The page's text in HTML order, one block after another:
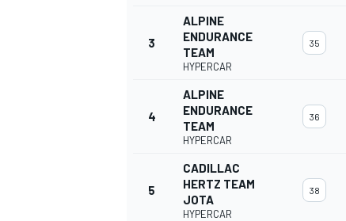
3
ALPINE
ENDURANCE
TEAM
HYPERCAR
35
4
ALPINE
ENDURANCE
TEAM
HYPERCAR
36
5
CADILLAC
HERTZ TEAM
JOTA
HYPERCAR
38